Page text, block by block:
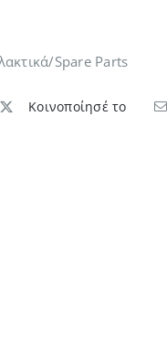
Spare Parts
Κοινοποίησέ το